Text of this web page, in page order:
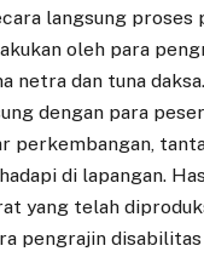
langsung proses
oleh para
netra dan tuna
dengan para
perkembangan,
di lapangan.
yang telah
pengrajin